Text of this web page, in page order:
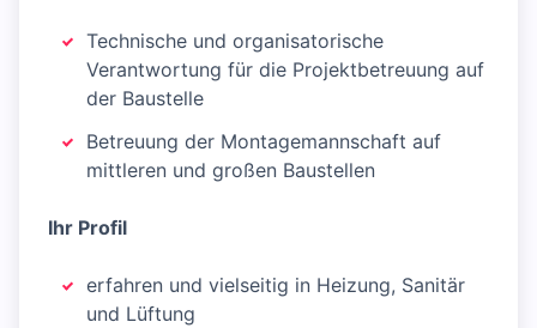
Technische und organisatorische
Verantwortung für die Projektbetreuung auf
der Baustelle
Betreuung der Montagemannschaft auf
mittleren und großen Baustellen
Ihr Profil
erfahren und vielseitig in Heizung, Sanitär
und Lüftung